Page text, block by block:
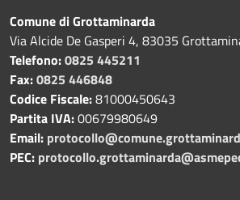
Comune di Grottaminarda
Via Alcide De Gasperi 4, 83035
Telefono:0825 445211
Fax:0825 446848
Codice Fiscale:81000450643
Partita IVA:00679980649
Email:
PEC: